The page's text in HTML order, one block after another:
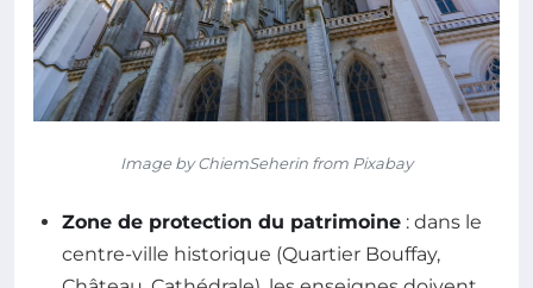
Image by ChiemSeherin from Pixabay
Zone de protection du patrimoine : dans le
centre-ville historique (Quartier Bouffay,